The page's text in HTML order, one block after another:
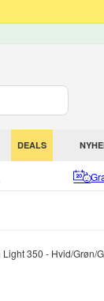
DEALS